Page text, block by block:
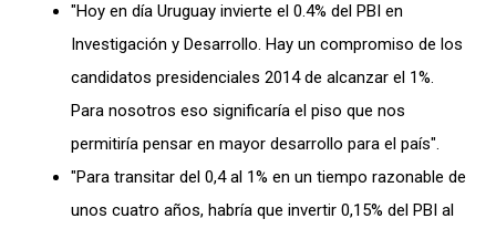
"Hoy en día Uruguay invierte el 0.4% del PBI en
Investigación y Desarrollo. Hay un compromiso de los
candidatos presidenciales 2014 de alcanzar el 1%.
Para nosotros eso significaría el piso que nos
permitiría pensar en mayor desarrollo para el país".
"Para transitar del 0,4 al 1% en un tiempo razonable de
unos cuatro años, habría que invertir 0,15% del PBI al